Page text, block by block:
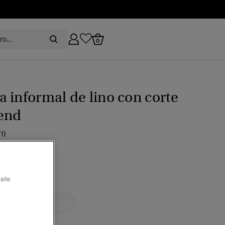
0
informal de lino con corte
azules